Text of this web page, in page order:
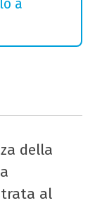
a
della
al